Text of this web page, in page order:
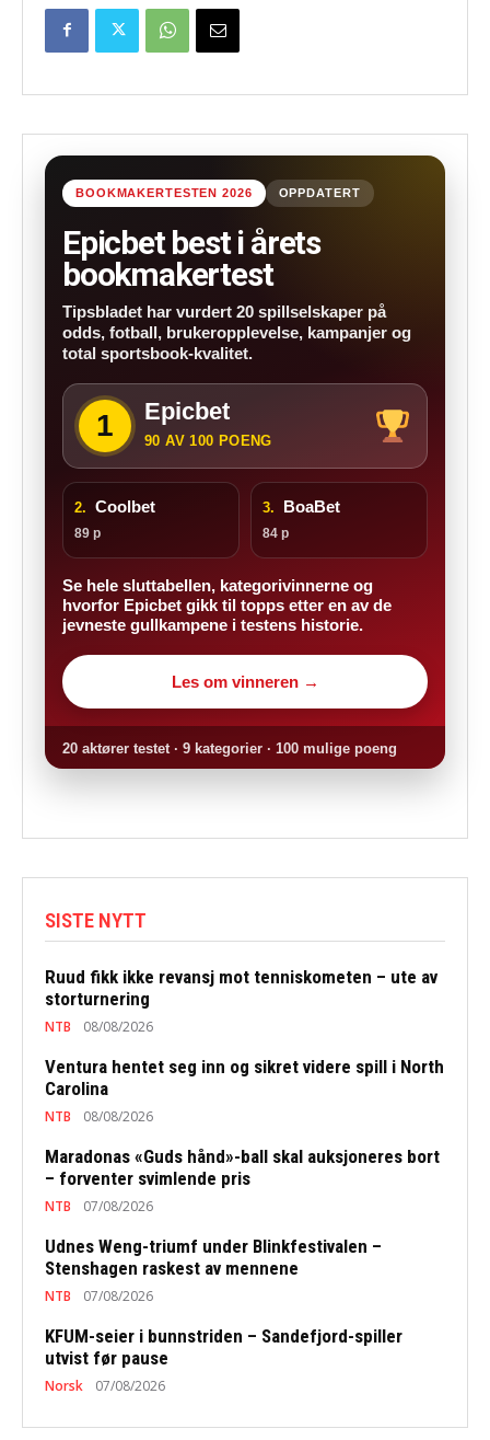
BOOKMAKERTESTEN 2026 OPPDATERT
Epicbet best i årets
bookmakertest
Tipsbladet har vurdert 20 spillselskaper på
odds, fotball, brukeropplevelse, kampanjer og
total sportsbook-kvalitet.
1 Epicbet
90 AV 100 POENG
2. Coolbet
89 p
3. BoaBet
84 p
Se hele sluttabellen, kategorivinnerne og
hvorfor Epicbet gikk til topps etter en av de
jevneste gullkampene i testens historie.
Les om vinneren →
20 aktører testet · 9 kategorier · 100 mulige poeng
SISTE NYTT
Ruud fikk ikke revansj mot tenniskometen – ute av
storturnering
NTB 08/08/2026
Ventura hentet seg inn og sikret videre spill i North
Carolina
NTB 08/08/2026
Maradonas «Guds hånd»-ball skal auksjoneres bort
– forventer svimlende pris
NTB 07/08/2026
Udnes Weng-triumf under Blinkfestivalen –
Stenshagen raskest av mennene
NTB 07/08/2026
KFUM-seier i bunnstriden – Sandefjord-spiller
utvist før pause
Norsk 07/08/2026